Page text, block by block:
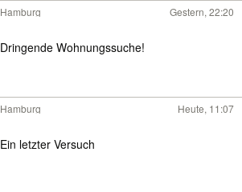
Hamburg Gestern, 22:20
Dringende Wohnungssuche!
Hamburg Heute, 11:07
Ein letzter Versuch